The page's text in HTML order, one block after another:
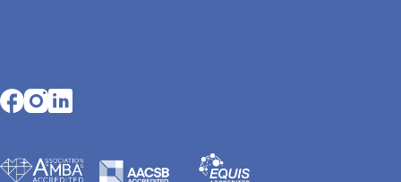
Opens in a new tab
Opens in a new tab
Opens in a new tab